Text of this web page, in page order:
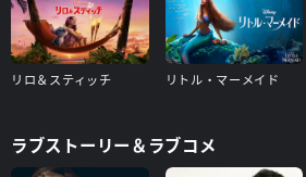
リロ＆スティッチ リトル・マーメイド
ラブストーリー＆ラブコメ